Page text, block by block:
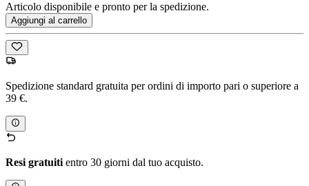
Articolo disponibile e pronto per la spedizione.
Aggiungi al carrello
Spedizione standard gratuita per ordini di importo pari o superiore a
39 €.
Resi gratuiti entro 30 giorni dal tuo acquisto.